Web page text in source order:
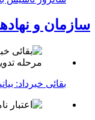
سازمان و
بقائی خبرداد: